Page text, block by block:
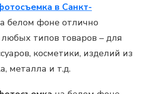
в Санкт-
белом фоне отлично
типов товаров – для
косметики, изделий из
металла и т.д.